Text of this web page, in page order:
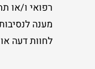
רפואי ו/או
מענה
לחוות דעה